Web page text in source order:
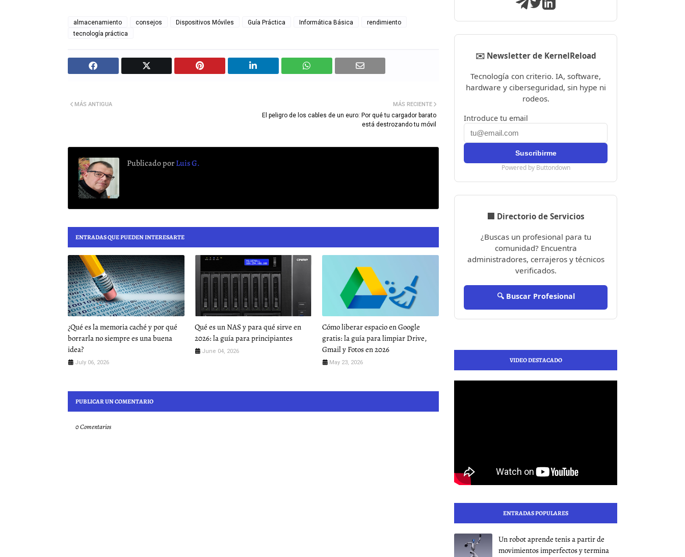
almacenamiento consejos Dispositivos Móviles Guía Práctica Informática Básica
rendimiento
tecnología práctica
MÁS RECIENTE
El peligro de los cables de un euro: Por qué tu cargador barato
está destrozando tu móvil
MÁS ANTIGUA
Publicado porLuis G.
ENTRADAS QUE PUEDEN INTERESARTE
¿Qué es la memoria caché y por qué
borrarla no siempre es una buena
idea?
July 06, 2026
Qué es un NAS y para qué sirve en
2026: la guía para principiantes
June 04, 2026
Cómo liberar espacio en Google
gratis: la guía para limpiar Drive,
Gmail y Fotos en 2026
May 23, 2026
PUBLICAR UN COMENTARIO
0 Comentarios
✉️ Newsletter de KernelReload
Tecnología con criterio. IA, software,
hardware y ciberseguridad, sin hype ni
rodeos.
Introduce tu email
Powered by Buttondown
🏢 Directorio de Servicios
¿Buscas un profesional para tu
comunidad? Encuentra
administradores, cerrajeros y técnicos
verificados.
🔍 Buscar Profesional
VIDEO DESTACADO
ENTRADAS POPULARES
Un robot aprende tenis a partir de
movimientos imperfectos y termina